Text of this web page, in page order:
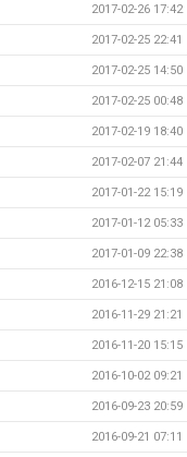
2017-02-26 17:42
2017-02-25 22:41
2017-02-25 14:50
2017-02-25 00:48
2017-02-19 18:40
2017-02-07 21:44
2017-01-22 15:19
2017-01-12 05:33
2017-01-09 22:38
2016-12-15 21:08
2016-11-29 21:21
2016-11-20 15:15
2016-10-02 09:21
2016-09-23 20:59
2016-09-21 07:11